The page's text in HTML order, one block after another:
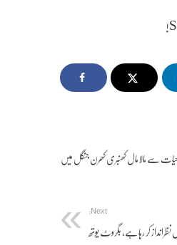
سے مالامال کھنبری کھرن جنگل میں
Next:
کر رہا ہے, بگروٹ یوتھ